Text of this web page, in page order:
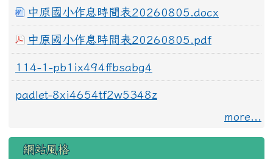
中原國小作息時間表20260805.docx
中原國小作息時間表20260805.pdf
114-1-pb1ix494ffbsabg4
padlet-8xi4654tf2w5348z
more...
網站風格